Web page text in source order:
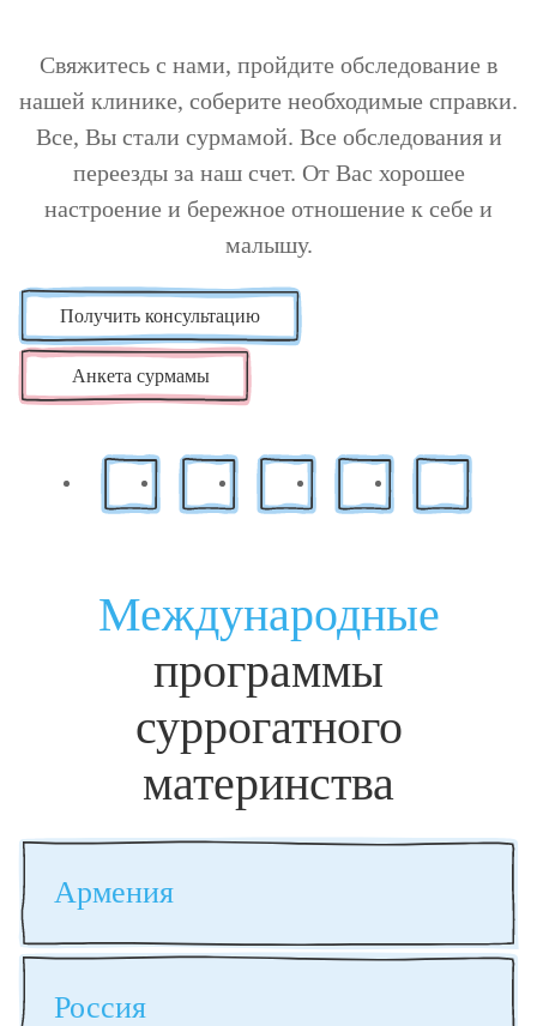
Свяжитесь с нами, пройдите обследование в
нашей клинике, соберите необходимые справки.
Все, Вы стали сурмамой. Все обследования и
переезды за наш счет. От Вас хорошее
настроение и бережное отношение к себе и
малышу.
Получить консультацию
Анкета сурмамы
Международные
программы
суррогатного
материнства
Армения
Россия